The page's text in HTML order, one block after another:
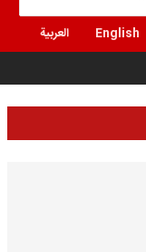
English العربية